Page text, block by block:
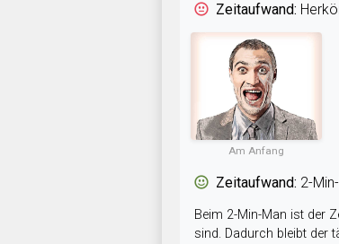
Zeitaufwand:
Am Anfang
Zeitaufwand: 2-
Beim 2-Min-Man ist der
sind. Dadurch bleibt der